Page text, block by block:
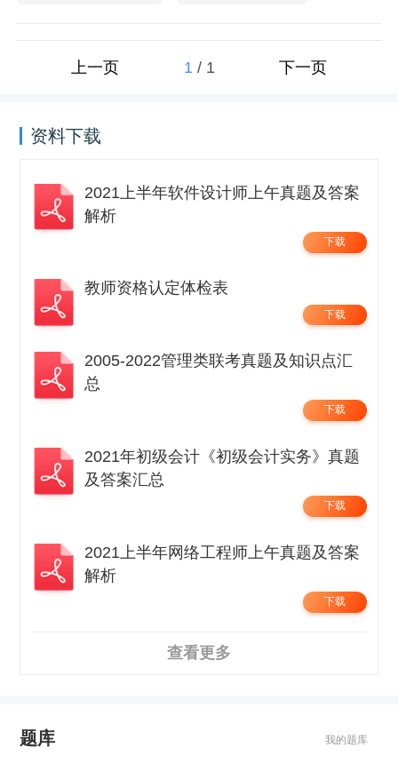
上一页 1 / 1 下一页
资料下载
2021上半年软件设计师上午真题及答案
解析
下载
教师资格认定体检表
下载
2005-2022管理类联考真题及知识点汇
总
下载
2021年初级会计《初级会计实务》真题
及答案汇总
下载
2021上半年网络工程师上午真题及答案
解析
下载
查看更多
题库 我的题库